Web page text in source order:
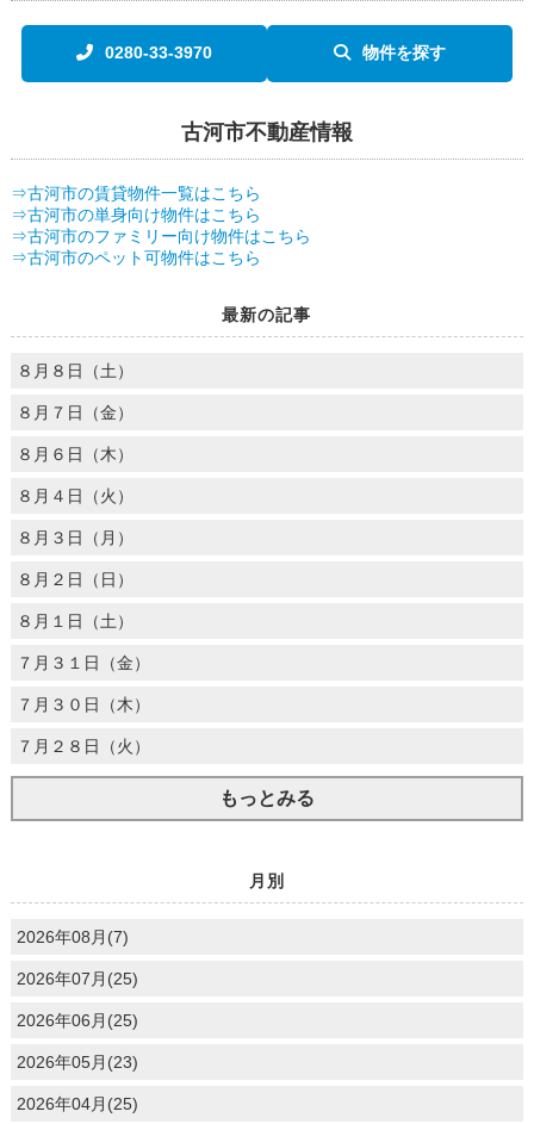
0280-33-3970 物件を探す
古河市不動産情報
⇒古河市の賃貸物件一覧はこちら
⇒古河市の単身向け物件はこちら
⇒古河市のファミリー向け物件はこちら
⇒古河市のペット可物件はこちら
最新の記事
８月８日（土）
８月７日（金）
８月６日（木）
８月４日（火）
８月３日（月）
８月２日（日）
８月１日（土）
７月３１日（金）
７月３０日（木）
７月２８日（火）
もっとみる
月別
2026年08月(7)
2026年07月(25)
2026年06月(25)
2026年05月(23)
2026年04月(25)